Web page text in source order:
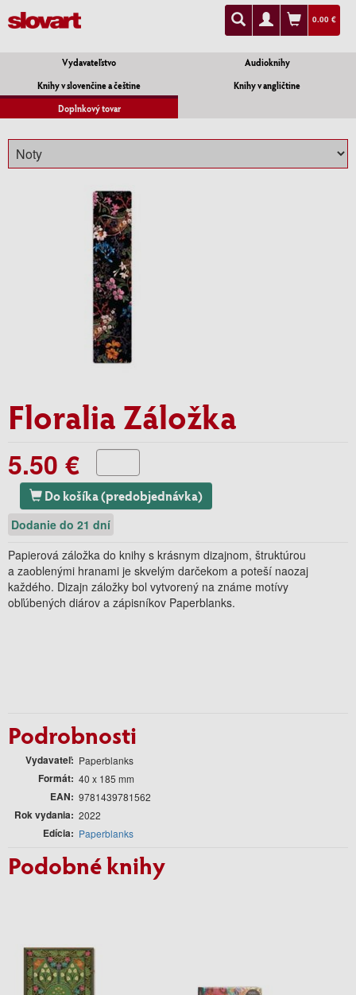
0.00 €
Vydavateľstvo
Audioknihy
Knihy v slovenčine a češtine
Knihy v angličtine
Doplnkový tovar
Floralia Záložka
5.50 €
Do košíka (predobjednávka)
Dodanie do 21 dní
Papierová záložka do knihy s krásnym dizajnom, štruktúrou
a zaoblenými hranami je skvelým darčekom a poteší naozaj
každého. Dizajn záložky bol vytvorený na známe motívy
obľúbených diárov a zápisníkov Paperblanks.
Podrobnosti
Vydavateľ Paperblanks
Formát 40 x 185 mm
EAN 9781439781562
Rok vydania 2022
Edícia Paperblanks
Podobné knihy